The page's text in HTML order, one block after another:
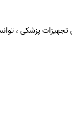
پزشکی ،